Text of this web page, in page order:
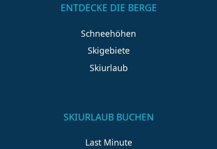
ENTDECKE DIE BERGE
Schneehöhen
Skigebiete
Skiurlaub
SKIURLAUB BUCHEN
Last Minute